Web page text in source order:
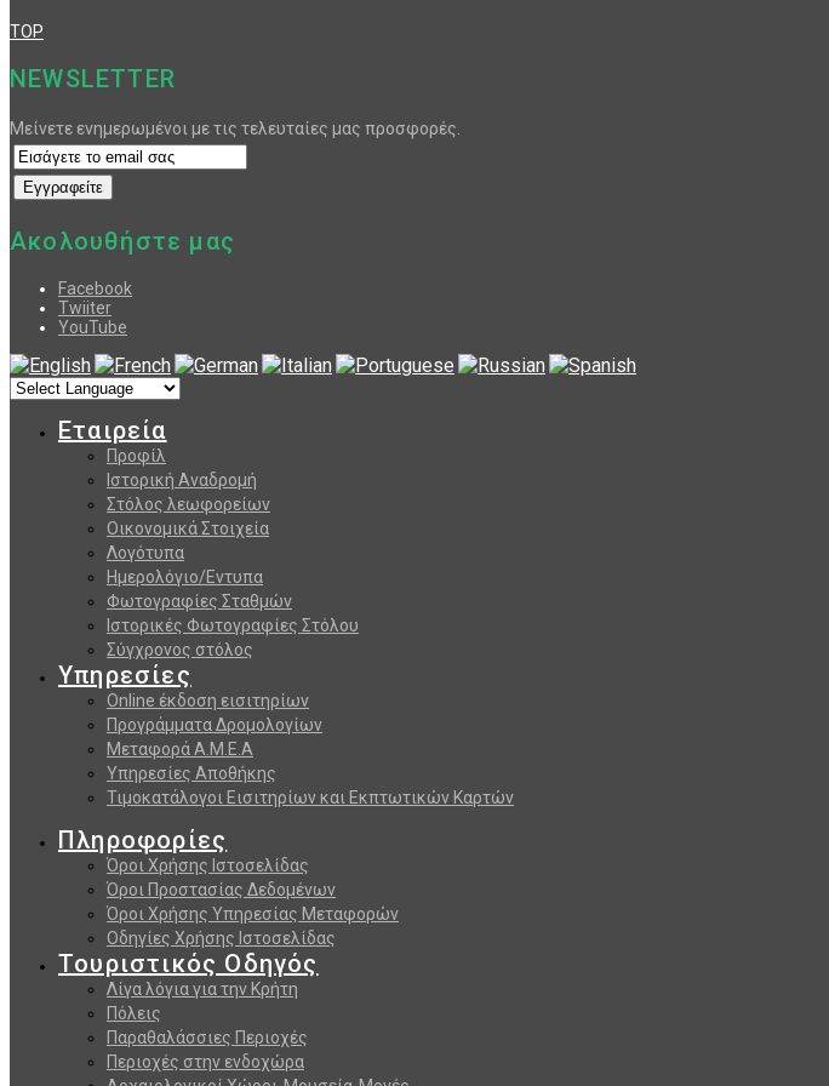
TOP
NEWSLETTER
Μείνετε ενημερωμένοι με τις τελευταίες μας προσφορές.
Ακολουθήστε μας
Facebook
Twiiter
YouTube
Εταιρεία
Προφίλ
Ιστορική Αναδρομή
Στόλος λεωφορείων
Οικονομικά Στοιχεία
Λογότυπα
Ημερολόγιο/Εντυπα
Φωτογραφίες Σταθμών
Ιστορικές Φωτογραφίες Στόλου
Σύγχρονος στόλος
Υπηρεσίες
Online έκδοση εισιτηρίων
Προγράμματα Δρομολογίων
Μεταφορά Α.Μ.Ε.Α
Υπηρεσίες Αποθήκης
Τιμοκατάλογοι Εισιτηρίων και Εκπτωτικών Καρτών
Πληροφορίες
Όροι Χρήσης Ιστοσελίδας
Όροι Προστασίας Δεδομένων
Όροι Χρήσης Υπηρεσίας Μεταφορών
Οδηγίες Χρήσης Ιστοσελίδας
Τουριστικός Οδηγός
Λίγα λόγια για την Κρήτη
Πόλεις
Παραθαλάσσιες Περιοχές
Περιοχές στην ενδοχώρα